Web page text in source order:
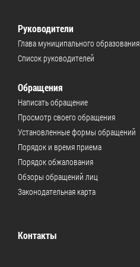
Руководители
Глава муниципального образования
Список руководителей
Обращения
Написать обращение
Просмотр своего обращения
Установленные формы обращений
Порядок и время приема
Порядок обжалования
Обзоры обращений лиц
Законодательная карта
Контакты